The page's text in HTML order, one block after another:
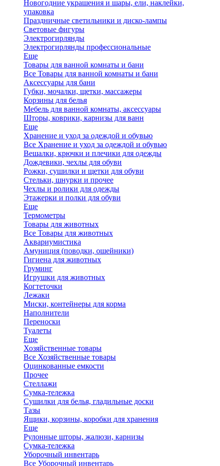
Новогодние украшения и шары, ели, наклейки,
упаковка
Праздничные светильники и диско-лампы
Световые фигуры
Электрогирлянды
Электрогирлянды профессиональные
Еще
Товары для ванной комнаты и бани
Все Товары для ванной комнаты и бани
Аксессуары для бани
Губки, мочалки, щетки, массажеры
Корзины для белья
Мебель для ванной комнаты, аксессуары
Шторы, коврики, карнизы для ванн
Еще
Хранение и уход за одеждой и обувью
Все Хранение и уход за одеждой и обувью
Вешалки, крючки и плечики для одежды
Дождевики, чехлы для обуви
Рожки, сушилки и щетки для обуви
Стельки, шнурки и прочее
Чехлы и ролики для одежды
Этажерки и полки для обуви
Еще
Термометры
Товары для животных
Все Товары для животных
Аквариумистика
Амуниция (поводки, ошейники)
Гигиена для животных
Груминг
Игрушки для животных
Когтеточки
Лежаки
Миски, контейнеры для корма
Наполнители
Переноски
Туалеты
Еще
Хозяйственные товары
Все Хозяйственные товары
Оцинкованные емкости
Прочее
Стеллажи
Сумка-тележка
Сушилки для белья, гладильные доски
Тазы
Ящики, корзины, коробки для хранения
Еще
Рулонные шторы, жалюзи, карнизы
Сумка-тележка
Уборочный инвентарь
Все Уборочный инвентарь